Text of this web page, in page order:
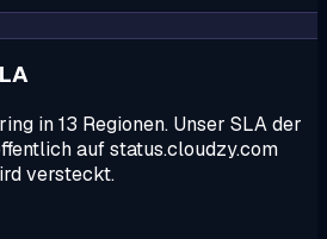
in 13 Regionen. Unser SLA der
auf status.cloudzy.com
versteckt.